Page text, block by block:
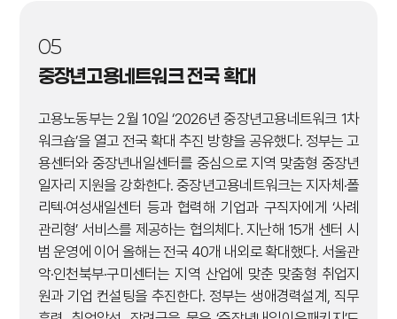
05
중장년고용네트워크 전국 확대
고용노동부는 2월 10일 ‘2026년 중장년고용네트워크 1차
워크숍’을 열고 전국 확대 추진 방향을 공유했다. 정부는 고
용센터와 중장년내일센터를 중심으로 지역 맞춤형 중장년
일자리 지원을 강화한다. 중장년고용네트워크는 지자체·폴
리텍·여성새일센터 등과 협력해 기업과 구직자에게 ‘사례
관리형’ 서비스를 제공하는 협의체다. 지난해 15개 센터 시
범 운영에 이어 올해는 전국 40개 내외로 확대했다. 서울관
악·인천북부·구미센터는 지역 산업에 맞춘 맞춤형 취업지
원과 기업 컨설팅을 추진한다. 정부는 생애경력설계, 직무